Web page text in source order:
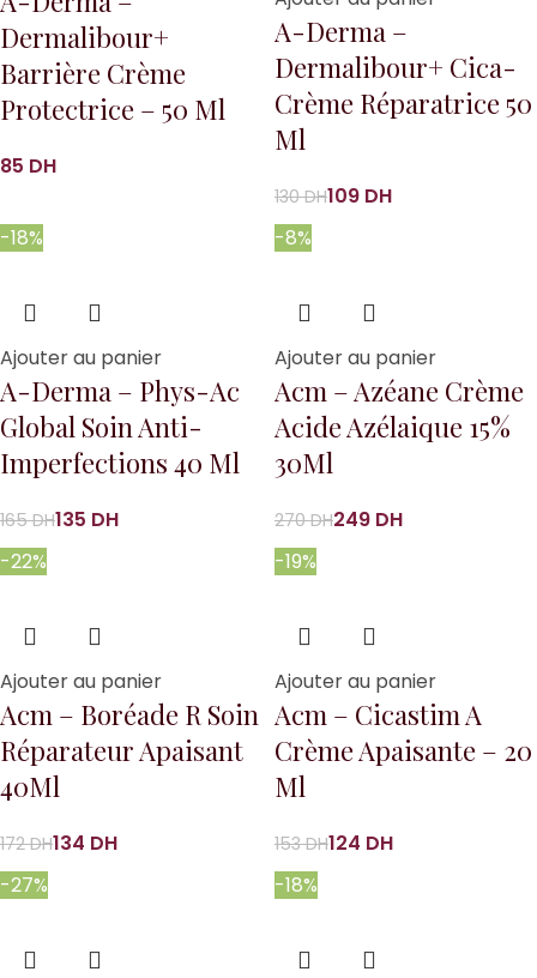
Dermalibour+
Barrière Crème
Protectrice – 50 Ml
DH
A-Derma –
Dermalibour+ Cica-
Crème Réparatrice 50
Ml
130DH109 DH
-18%
Ajouter au panier
A-Derma – Phys-Ac
Global Soin Anti-
Imperfections 40 Ml
165DH135 DH
-8%
Ajouter au panier
Acm – Azéane Crème
Acide Azélaique 15%
30Ml
270DH249 DH
-22%
Ajouter au panier
Acm – Boréade R Soin
Réparateur Apaisant
40Ml
172DH134 DH
-19%
Ajouter au panier
Acm – Cicastim A
Crème Apaisante – 20
Ml
153DH124 DH
-27%
-18%